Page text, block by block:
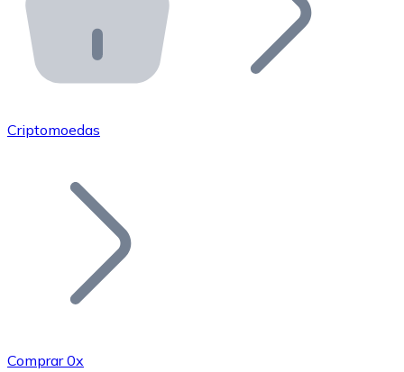
API Bitnovo
Integre nossa API no seu ecossistema.
Junte-se à nossa rede de revendedores e comercialize
Adicione o token do seu projeto ao nosso serviço de
Criptomoedas
Comprar 0x